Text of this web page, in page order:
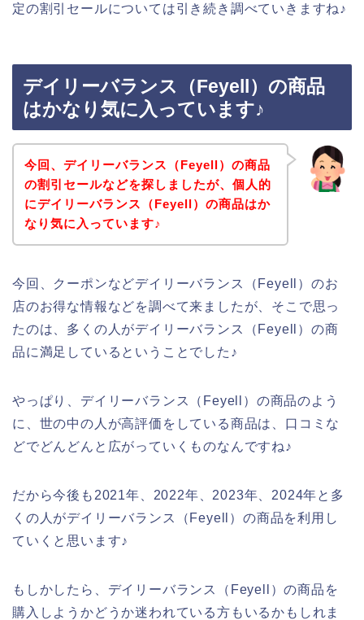
定の割引セールについては引き続き調べていきますね♪
デイリーバランス（Feyell）の商品
はかなり気に入っています♪
今回、デイリーバランス（Feyell）の商品
の割引セールなどを探しましたが、個人的
にデイリーバランス（Feyell）の商品はか
なり気に入っています♪
今回、クーポンなどデイリーバランス（Feyell）のお
店のお得な情報などを調べて来ましたが、そこで思っ
たのは、多くの人がデイリーバランス（Feyell）の商
品に満足しているということでした♪
やっぱり、デイリーバランス（Feyell）の商品のよう
に、世の中の人が高評価をしている商品は、口コミな
どでどんどんと広がっていくものなんですね♪
だから今後も2021年、2022年、2023年、2024年と多
くの人がデイリーバランス（Feyell）の商品を利用し
ていくと思います♪
もしかしたら、デイリーバランス（Feyell）の商品を
購入しようかどうか迷われている方もいるかもしれま